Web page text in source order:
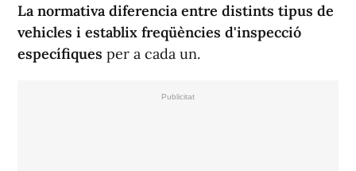
La normativa diferencia entre distints tipus de
vehicles i establix freqüències d'inspecció
específiques per a cada un.